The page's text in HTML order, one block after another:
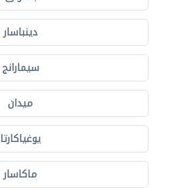
دينباسار
سيمارانج
ميدان
يوغياكارتا
ماكاسار